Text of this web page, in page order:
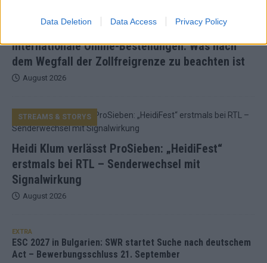
Data Deletion Data Access Privacy Policy
Internationale Online-Bestellungen: Was nach
dem Wegfall der Zollfreigrenze zu beachten ist
August 2026
Heidi Klum verlässt ProSieben: „HeidiFest“
erstmals bei RTL – Senderwechsel mit
Signalwirkung
STREAMS & STORYS
August 2026
EXTRA
ESC 2027 in Bulgarien: SWR startet Suche nach deutschem
Act – Bewerbungsschluss 21. September